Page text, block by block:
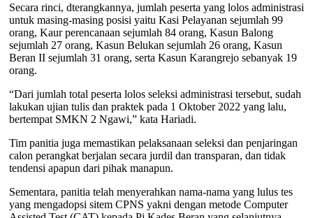
Secara rinci, dterangkannya, jumlah peserta yang lolos administrasi
untuk masing-masing posisi yaitu Kasi Pelayanan sejumlah 99
orang, Kaur perencanaan sejumlah 84 orang, Kasun Balong
sejumlah 27 orang, Kasun Belukan sejumlah 26 orang, Kasun
Beran II sejumlah 31 orang, serta Kasun Karangrejo sebanyak 19
orang.
“Dari jumlah total peserta lolos seleksi administrasi tersebut, sudah
lakukan ujian tulis dan praktek pada 1 Oktober 2022 yang lalu,
bertempat SMKN 2 Ngawi,” kata Hariadi.
Tim panitia juga memastikan pelaksanaan seleksi dan penjaringan
calon perangkat berjalan secara jurdil dan transparan, dan tidak
tendensi apapun dari pihak manapun.
Sementara, panitia telah menyerahkan nama-nama yang lulus tes
yang mengadopsi sitem CPNS yakni dengan metode Computer